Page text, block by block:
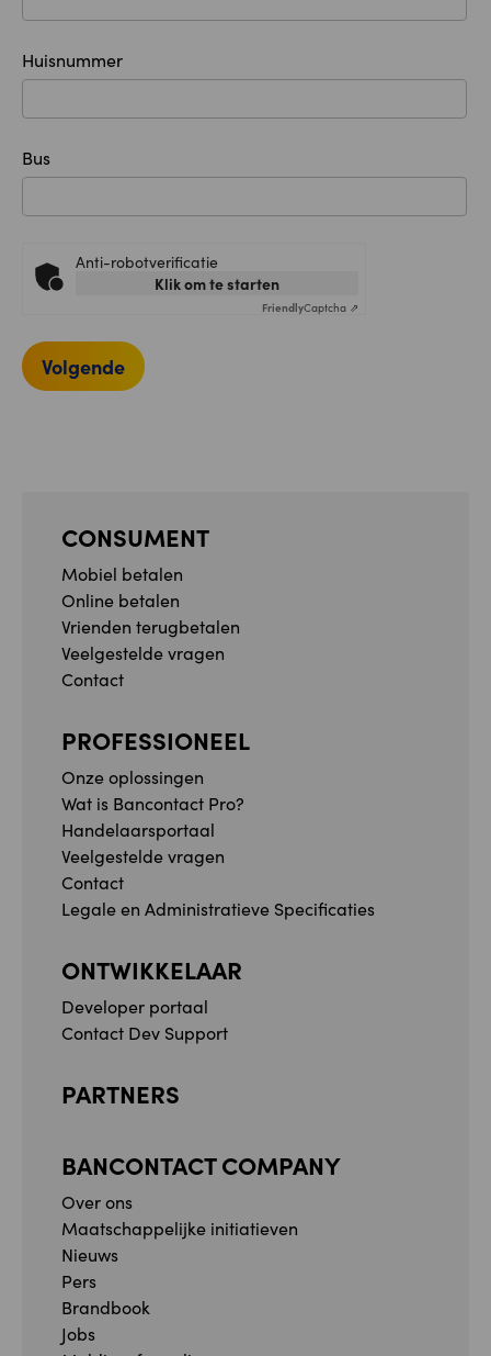
Huisnummer
Bus
Anti-robotverificatie
Klik om te starten
FriendlyCaptcha ⇗
Volgende
CONSUMENT
Mobiel betalen
Online betalen
Vrienden terugbetalen
Veelgestelde vragen
Contact
PROFESSIONEEL
Onze oplossingen
Wat is Bancontact Pro?
Handelaarsportaal
Veelgestelde vragen
Contact
Legale en Administratieve Specificaties
ONTWIKKELAAR
Developer portaal
Contact Dev Support
PARTNERS
BANCONTACT COMPANY
Over ons
Maatschappelijke initiatieven
Nieuws
Pers
Brandbook
Jobs